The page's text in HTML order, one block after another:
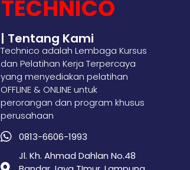
| Tentang Kami
Technico adalah Lembaga Kursus
dan Pelatihan Kerja Terpercaya
yang menyediakan pelatihan
OFFLINE & ONLINE untuk
perorangan dan program khusus
perusahaan
0813-6606-1993
Jl. Kh. Ahmad Dahlan No.48